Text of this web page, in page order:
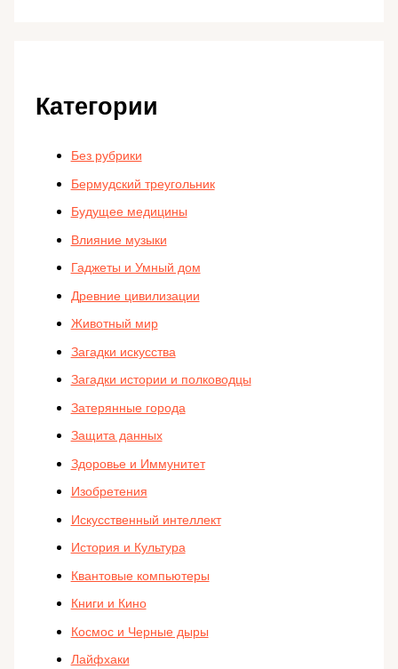
Категории
Без рубрики
Бермудский треугольник
Будущее медицины
Влияние музыки
Гаджеты и Умный дом
Древние цивилизации
Животный мир
Загадки искусства
Загадки истории и полководцы
Затерянные города
Защита данных
Здоровье и Иммунитет
Изобретения
Искусственный интеллект
История и Культура
Квантовые компьютеры
Книги и Кино
Космос и Черные дыры
Лайфхаки